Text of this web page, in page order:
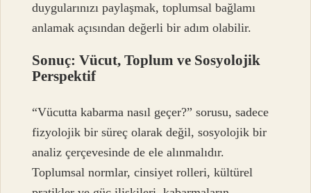
duygularınızı paylaşmak, toplumsal bağlamı
anlamak açısından değerli bir adım olabilir.
Sonuç: Vücut, Toplum ve Sosyolojik
Perspektif
“Vücutta kabarma nasıl geçer?” sorusu, sadece
fizyolojik bir süreç olarak değil, sosyolojik bir
analiz çerçevesinde de ele alınmalıdır.
Toplumsal normlar, cinsiyet rolleri, kültürel